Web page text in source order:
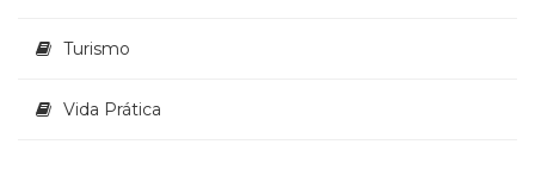
Turismo
Vida Prática